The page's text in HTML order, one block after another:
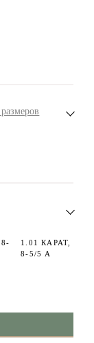
1.01 КАРАТ,
8-5/5 А